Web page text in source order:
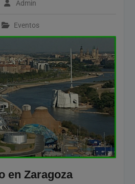
Eventos
de mayo de
Admin
Eventos
en Zaragoza